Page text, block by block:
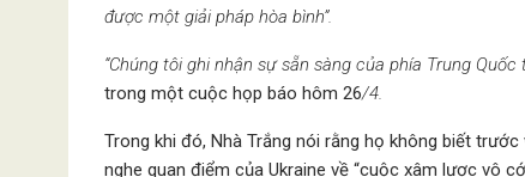
được một giải pháp hòa bình”.
“Chúng tôi ghi nhận sự sẵn sàng của phía Trung
trong một cuộc họp báo hôm 26/4.
Trong khi đó, Nhà Trắng nói rằng họ không biết
nghe quan điểm của Ukraine về “cuộc xâm lược vô